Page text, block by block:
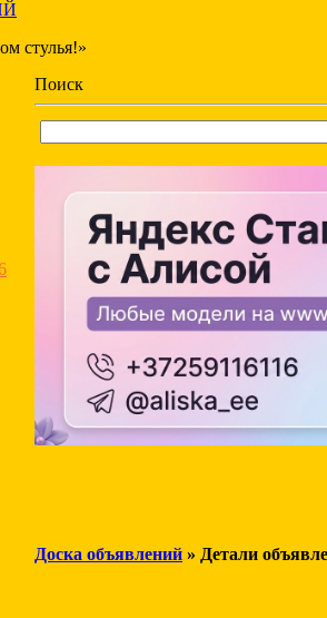
стулья!»
Поиск
Доска объявлений » Детали